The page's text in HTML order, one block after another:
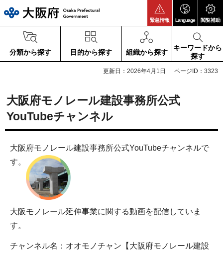
緊急情報 Language 閲覧補助
分類から探す 目的から探す 組織から探す
キーワードから
探す
更新日：2026年4月1日 ページID：3323
大阪府モノレール建設事務所公式
YouTubeチャンネル
大阪府モノレール建設事務所公式YouTubeチャンネルで
す。
大阪モノレール延伸事業に関する動画を配信していま
す。
チャンネル名：オオモノチャン【大阪府モノレール建設